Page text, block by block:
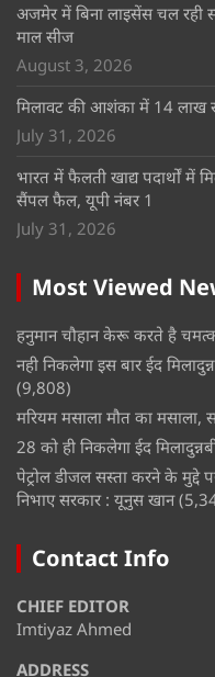
अजमेर में बिना लाइसेंस चल रही
माल सीज
August 3, 2026
मिलावट की आशंका में 14 लाख
July 31, 2026
भारत में फैलती खाद्य पदार्थों में
सैंपल फैल, यूपी नंबर 1
July 31, 2026
Most Viewed
हनुमान चौहान केरू करते है
नही निकलेगा इस बार ईद
(9,808)
मरियम मसाला मौत का मसाला,
28 को ही निकलेगा ईद
पेट्रोल डीजल सस्ता करने के मुद्दे
निभाए सरकार : यूनुस खान
Contact Info
CHIEF EDITOR
Imtiyaz Ahmed
ADDRESS